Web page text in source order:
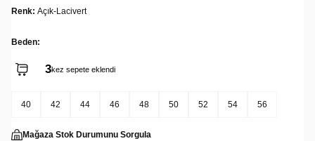
Renk: Açık-Lacivert
Beden:
3kez sepete eklendi
40 42 44 46 48 50 52 54 56
Mağaza Stok Durumunu Sorgula